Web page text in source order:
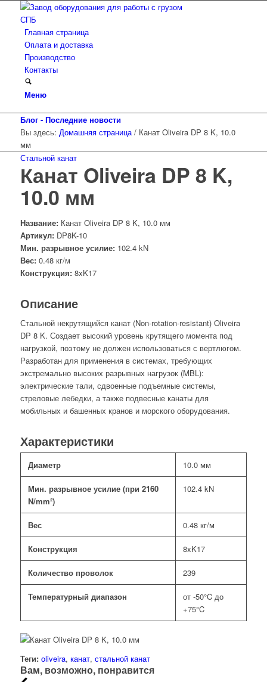
Главная страница
Оплата и доставка
Производство
Контакты
Меню
Блог - Последние новости
Вы здесь: Домашняя страница / Канат Oliveira DP 8 K, 10.0
мм
Стальной канат
Канат Oliveira DP 8 K,
10.0 мм
Название:Канат Oliveira DP 8 K, 10.0 мм
Артикул:DP8K-10
Мин. разрывное усилие:102.4 kN
Вес:0.48 кг/м
Конструкция:8xK17
Описание
Стальной некрутящийся канат (Non-rotation-resistant) Oliveira
DP 8 K. Создает высокий уровень крутящего момента под
нагрузкой, поэтому не должен использоваться с вертлюгом.
Разработан для применения в системах, требующих
экстремально высоких разрывных нагрузок (MBL):
электрические тали, сдвоенные подъемные системы,
стреловые лебедки, а также подвесные канаты для
мобильных и башенных кранов и морского оборудования.
Характеристики
Диаметр 10.0 мм
Мин. разрывное усилие (при 2160
N/mm²)
102.4 kN
Вес 0.48 кг/м
Конструкция 8xK17
Количество проволок 239
Температурный диапазон
от -50°C до
+75°C
Теги: oliveira, канат, стальной канат
Вам, возможно, понравится